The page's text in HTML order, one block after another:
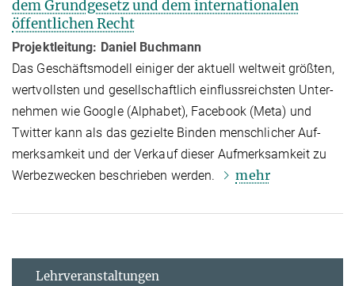
dem Grundgesetz und dem internationalen
öffentlichen Recht
Projektleitung: Daniel Buchmann
Das Geschäftsmodell einiger der aktuell weltweit größten,
wertvollsten und gesellschaftlich einflussreichsten Un­ter­
nehmen wie Google (Alphabet), Facebook (Meta) und
Twitter kann als das gezielte Binden menschlicher Auf­
merk­sam­keit und der Verkauf dieser Aufmerksamkeit zu
Werbezwecken beschrieben werden.
mehr
Lehrveranstaltungen